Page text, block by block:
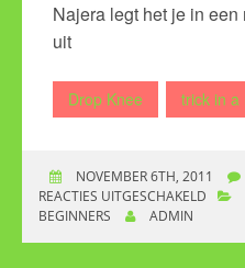
Najera legt het je in een
uit
Drop Knee trick in a
NOVEMBER 6TH, 2011
REACTIES UITGESCHAKELD
BEGINNERS
ADMIN